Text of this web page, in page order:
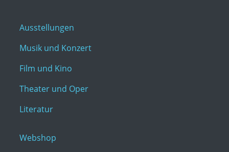
Ausstellungen
Musik und Konzert
Film und Kino
Theater und Oper
Literatur
Webshop